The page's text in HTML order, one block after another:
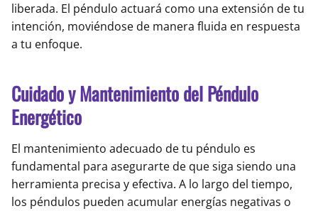
liberada. El péndulo actuará como una extensión de tu
intención, moviéndose de manera fluida en respuesta
a tu enfoque.
Cuidado y Mantenimiento del Péndulo
Energético
El mantenimiento adecuado de tu péndulo es
fundamental para asegurarte de que siga siendo una
herramienta precisa y efectiva. A lo largo del tiempo,
los péndulos pueden acumular energías negativas o